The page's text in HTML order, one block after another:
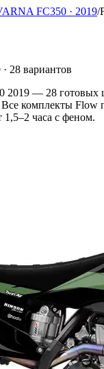
FC350 · 2019/
· 28 вариантов
2019 — 28 готовых
комплекты
1,5–2 часа с феном.